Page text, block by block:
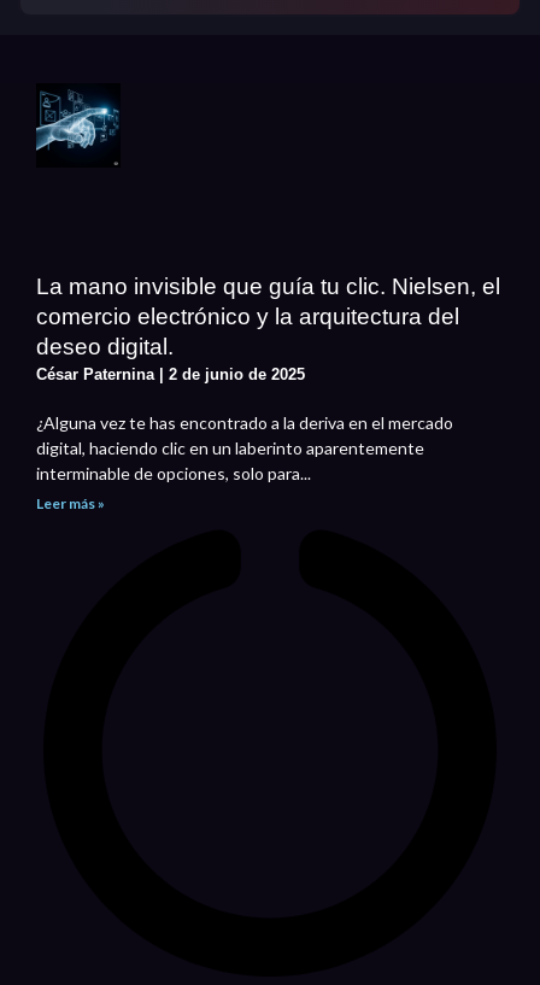
La mano invisible que guía tu clic. Nielsen, el
comercio electrónico y la arquitectura del
deseo digital.
César Paternina 2 de junio de 2025
¿Alguna vez te has encontrado a la deriva en el mercado
digital, haciendo clic en un laberinto aparentemente
interminable de opciones, solo para...
Leer más »